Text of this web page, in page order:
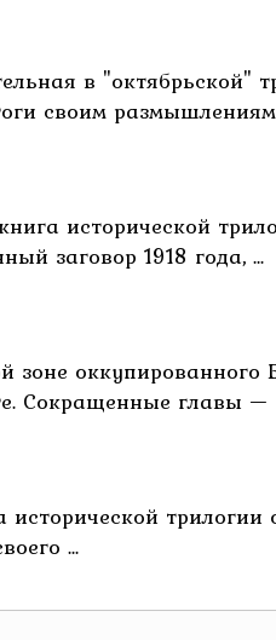
в "октябрьской"
своим размышлениям
исторической
заговор 1918 года, ...
оккупированного
Сокращенные главы —
трилогии
...